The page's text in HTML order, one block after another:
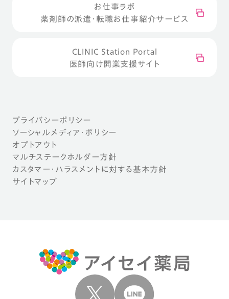
お仕事ラボ
薬剤師の派遣・転職お仕事紹介サービス
CLINIC Station Portal
医師向け開業支援サイト
プライバシーポリシー
ソーシャルメディア・ポリシー
オプトアウト
マルチステークホルダー方針
カスタマー・ハラスメントに対する基本方針
サイトマップ